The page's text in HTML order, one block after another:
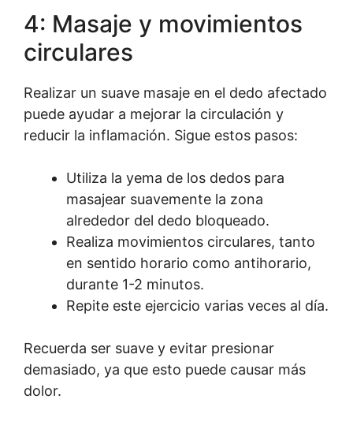
4: Masaje y movimientos
circulares
Realizar un suave masaje en el dedo afectado
puede ayudar a mejorar la circulación y
reducir la inflamación. Sigue estos pasos:
Utiliza la yema de los dedos para
masajear suavemente la zona
alrededor del dedo bloqueado.
Realiza movimientos circulares, tanto
en sentido horario como antihorario,
durante 1-2 minutos.
Repite este ejercicio varias veces al día.
Recuerda ser suave y evitar presionar
demasiado, ya que esto puede causar más
dolor.